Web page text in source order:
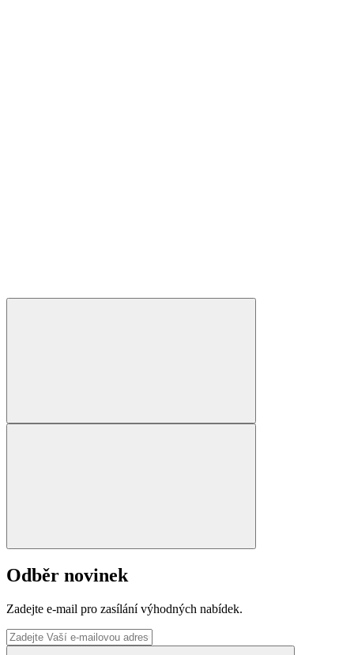
Odběr novinek
Zadejte e-mail pro zasílání výhodných nabídek.